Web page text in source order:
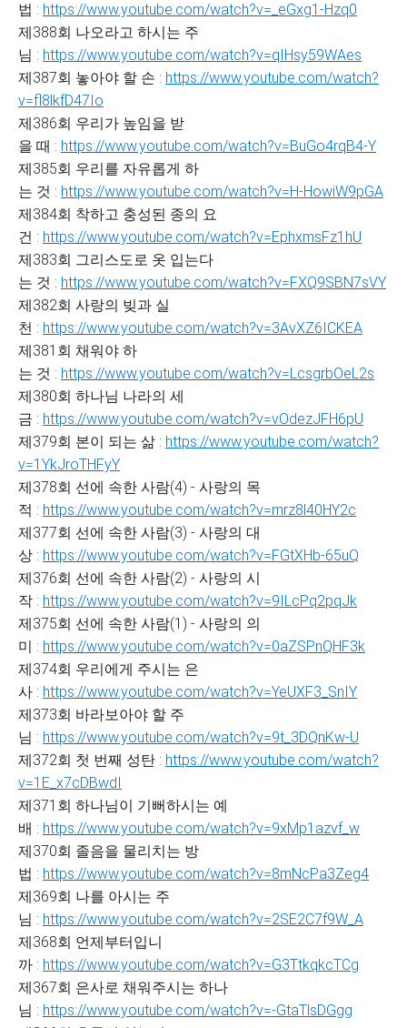
법 : https://www.youtube.com/watch?v=_eGxg1-Hzq0
제388회 나오라고 하시는 주
님 : https://www.youtube.com/watch?v=qIHsy59WAes
제387회 놓아야 할 손 : https://www.youtube.com/watch?
v=fl8lkfD47Io
제386회 우리가 높임을 받
을 때 : https://www.youtube.com/watch?v=BuGo4rqB4-Y
제385회 우리를 자유롭게 하
는 것 : https://www.youtube.com/watch?v=H-HowiW9pGA
제384회 착하고 충성된 종의 요
건 : https://www.youtube.com/watch?v=EphxmsFz1hU
제383회 그리스도로 옷 입는다
는 것 : https://www.youtube.com/watch?v=FXQ9SBN7sVY
제382회 사랑의 빚과 실
천 : https://www.youtube.com/watch?v=3AvXZ6ICKEA
제381회 채워야 하
는 것 : https://www.youtube.com/watch?v=LcsgrbOeL2s
제380회 하나님 나라의 세
금 : https://www.youtube.com/watch?v=vOdezJFH6pU
제379회 본이 되는 삶 : https://www.youtube.com/watch?
v=1YkJroTHFyY
제378회 선에 속한 사람(4) - 사랑의 목
적 : https://www.youtube.com/watch?v=mrz8l40HY2c
제377회 선에 속한 사람(3) - 사랑의 대
상 : https://www.youtube.com/watch?v=FGtXHb-65uQ
제376회 선에 속한 사람(2) - 사랑의 시
작 : https://www.youtube.com/watch?v=9ILcPq2pqJk
제375회 선에 속한 사람(1) - 사랑의 의
미 : https://www.youtube.com/watch?v=0aZSPnQHF3k
제374회 우리에게 주시는 은
사 : https://www.youtube.com/watch?v=YeUXF3_SnIY
제373회 바라보아야 할 주
님 : https://www.youtube.com/watch?v=9t_3DQnKw-U
제372회 첫 번째 성탄 : https://www.youtube.com/watch?
v=1E_x7cDBwdI
제371회 하나님이 기뻐하시는 예
배 : https://www.youtube.com/watch?v=9xMp1azvf_w
제370회 졸음을 물리치는 방
법 : https://www.youtube.com/watch?v=8mNcPa3Zeg4
제369회 나를 아시는 주
님 : https://www.youtube.com/watch?v=2SE2C7f9W_A
제368회 언제부터입니
까 : https://www.youtube.com/watch?v=G3TtkqkcTCg
제367회 은사로 채워주시는 하나
님 : https://www.youtube.com/watch?v=-GtaTlsDGgg